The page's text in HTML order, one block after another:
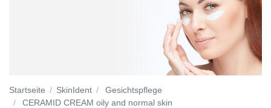
Startseite SkinIdent
Gesichtspflege
CERAMID CREAM oily and normal skin